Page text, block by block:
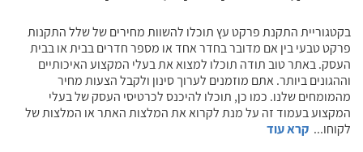
בקטגוריית התקנת פרקט עץ תוכלו להשוות מחירים של שלל התקנות
פרקט טבעי בין אם מדובר בחדר אחד או מספר חדרים בבית או בבית
העסק. באתר טוב תודה תוכלו למצוא את בעלי המקצוע האיכותיים
וההגונים ביותר. אתם מוזמנים לערוך סינון ולקבל הצעות מחיר
מהמומחים שלנו. כמו כן, תוכלו להיכנס לכרטיסי העסק של בעלי
המקצוע בעמוד זה על מנת לקרוא את המלצות האתר או המלצות של
לקוחו... קרא עוד